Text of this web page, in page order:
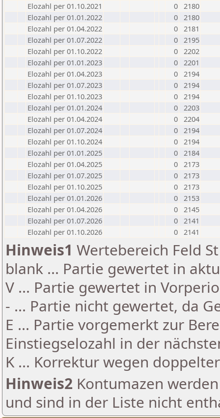
Elozahl per 01.10.2021
0 2180
Elozahl per 01.01.2022
0 2180
Elozahl per 01.04.2022
0 2181
Elozahl per 01.07.2022
0 2195
Elozahl per 01.10.2022
0 2202
Elozahl per 01.01.2023
0 2201
Elozahl per 01.04.2023
0 2194
Elozahl per 01.07.2023
0 2194
Elozahl per 01.10.2023
0 2194
Elozahl per 01.01.2024
0 2203
Elozahl per 01.04.2024
0 2204
Elozahl per 01.07.2024
0 2194
Elozahl per 01.10.2024
0 2194
Elozahl per 01.01.2025
0 2184
Elozahl per 01.04.2025
0 2173
Elozahl per 01.07.2025
0 2173
Elozahl per 01.10.2025
0 2173
Elozahl per 01.01.2026
0 2153
Elozahl per 01.04.2026
0 2145
Elozahl per 01.07.2026
0 2141
Elozahl per 01.10.2026
0 2141
Hinweis1 Wertebereich Feld
blank ... Partie gewertet in
V ... Partie gewertet in
- ... Partie nicht gewertet, da
E ... Partie vorgemerkt zur
Einstiegselozahl in der
K ... Korrektur wegen
Hinweis2 Kontumazen
und sind in der Liste nicht